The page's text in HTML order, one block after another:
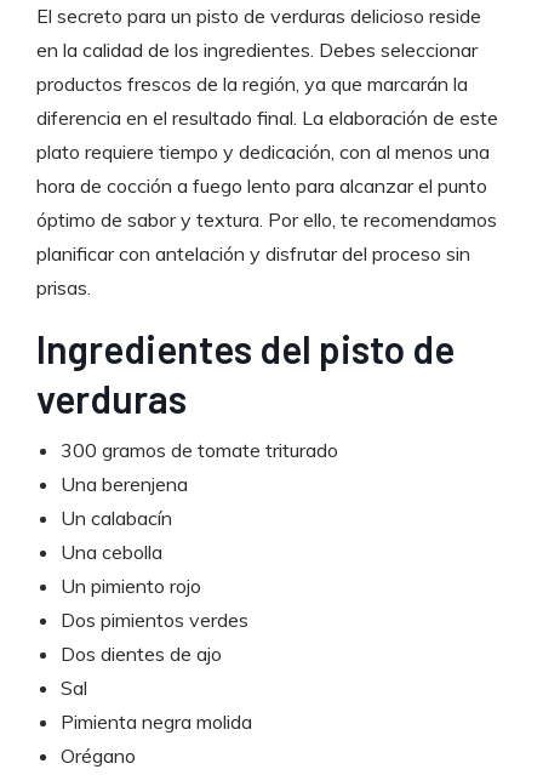
El secreto para un pisto de verduras delicioso reside
en la calidad de los ingredientes. Debes seleccionar
productos frescos de la región, ya que marcarán la
diferencia en el resultado final. La elaboración de este
plato requiere tiempo y dedicación, con al menos una
hora de cocción a fuego lento para alcanzar el punto
óptimo de sabor y textura. Por ello, te recomendamos
planificar con antelación y disfrutar del proceso sin
prisas.
Ingredientes del pisto de
verduras
300 gramos de tomate triturado
Una berenjena
Un calabacín
Una cebolla
Un pimiento rojo
Dos pimientos verdes
Dos dientes de ajo
Sal
Pimienta negra molida
Orégano